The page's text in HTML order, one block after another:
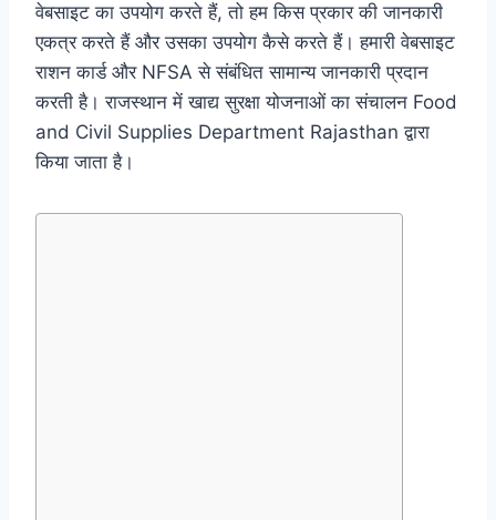
वेबसाइट का उपयोग करते हैं, तो हम किस प्रकार की जानकारी
एकत्र करते हैं और उसका उपयोग कैसे करते हैं। हमारी वेबसाइट
राशन कार्ड और NFSA से संबंधित सामान्य जानकारी प्रदान
करती है। राजस्थान में खाद्य सुरक्षा योजनाओं का संचालन Food
and Civil Supplies Department Rajasthan द्वारा
किया जाता है।